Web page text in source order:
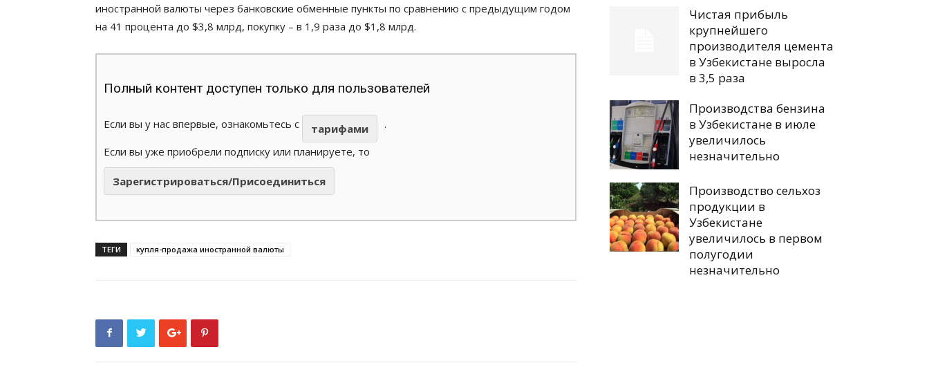
иностранной валюты через банковские обменные пункты по сравнению с предыдущим годом
на 41 процента до $3,8 млрд, покупку – в 1,9 раза до $1,8 млрд.
Полный контент доступен только для пользователей
Если вы у нас впервые, ознакомьтесь с тарифами
.
Если вы уже приобрели подписку или планируете, то
Зарегистрироваться/Присоединиться
ТЕГИ купля-продажа иностранной валюты
Чистая прибыль
крупнейшего
производителя цемента
в Узбекистане выросла
в 3,5 раза
Производства бензина
в Узбекистане в июле
увеличилось
незначительно
Производство сельхоз
продукции в
Узбекистане
увеличилось в первом
полугодии
незначительно